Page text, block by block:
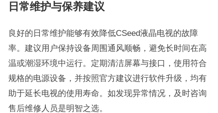
日常维护与保养建议
良好的日常维护能够有效降低CSeed液晶电视的故障
率。建议用户保持设备周围通风顺畅，避免长时间在高
温或潮湿环境中运行。定期清洁屏幕与接口，使用符合
规格的电源设备，并按照官方建议进行软件升级，均有
助于延长电视的使用寿命。如发现异常情况，及时咨询
售后维修人员是明智之选。